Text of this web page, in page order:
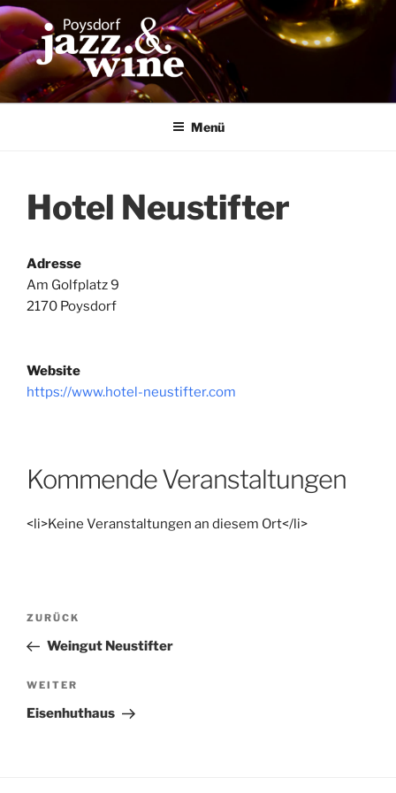
Zum
Inhalt
springen
Menü
Hotel Neustifter
Adresse
Am Golfplatz 9
2170 Poysdorf
Website
https://www.hotel-neustifter.com
Kommende Veranstaltungen
<li>Keine Veranstaltungen an diesem Ort</li>
Beitragsnavigation
Vorheriger
Beitrag
ZURÜCK
Weingut Neustifter
Nächster
Beitrag
WEITER
Eisenhuthaus